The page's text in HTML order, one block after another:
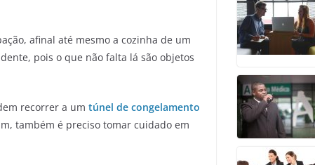
afinal até mesmo a cozinha de um
pois o que não falta lá são objetos
recorrer a um túnel de congelamento
também é preciso tomar cuidado em